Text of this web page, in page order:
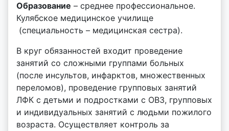
Образование – среднее профессиональное.
Кулябское медицинское училище
(специальность – медицинская сестра).
В круг обязанностей входит проведение
занятий со сложными группами больных
(после инсультов, инфарктов, множественных
переломов), проведение групповых занятий
ЛФК с детьми и подростками с ОВЗ, групповых
и индивидуальных занятий с людьми пожилого
возраста. Осуществляет контроль за